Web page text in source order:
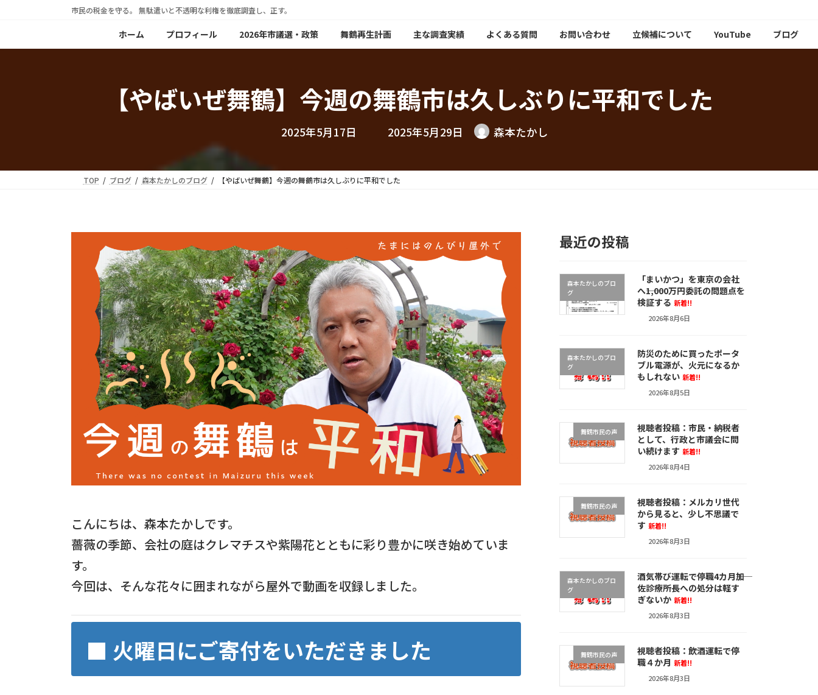
プ
動
市民の税金を守る。 無駄遣いと不透明な利権を徹底調査し、正す。
ホーム プロフィール 2026年市議選・政策 舞鶴再生計画 主な調査実績 よくある質問 お問い合わせ 立候補について YouTube ブログ
【やばいぜ舞鶴】今週の舞鶴市は久しぶりに平和でした
2025年5月17日 最
終
日
時
2025年5月29日 森本たかし
TOP ブログ 森本たかしのブログ 【やばいぜ舞鶴】今週の舞鶴市は久しぶりに平和でした
こんにちは、森本たかしです。
薔薇の季節、会社の庭はクレマチスや紫陽花とともに彩り豊かに咲き始めていま
す。
今回は、そんな花々に囲まれながら屋外で動画を収録しました。
■ 火曜日にご寄付をいただきました
最近の投稿
森本たかしのブロ
グ
「まいかつ」を東京の会社
へ――1,000万円委託の問題点を
検証する 新着!!
2026年8月6日
森本たかしのブロ
グ
防災のために買ったポータ
ブル電源が、火元になるか
もしれない 新着!!
2026年8月5日
舞鶴市民の声
視聴者投稿：市民・納税者
として、行政と市議会に問
い続けます 新着!!
2026年8月4日
舞鶴市民の声
視聴者投稿：メルカリ世代
から見ると、少し不思議で
す 新着!!
2026年8月3日
森本たかしのブロ
グ
酒気帯び運転で停職4カ月――加
佐診療所長への処分は軽す
ぎないか 新着!!
2026年8月3日
舞鶴市民の声
視聴者投稿：飲酒運転で停
職４か月 新着!!
2026年8月3日